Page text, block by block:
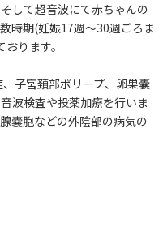
して超音波にて赤ちゃんの
時期(妊娠17週～30週ごろま
ります。
子宮頚部ポリープ、卵巣嚢
波検査や投薬加療を行いま
嚢胞などの外陰部の病気の